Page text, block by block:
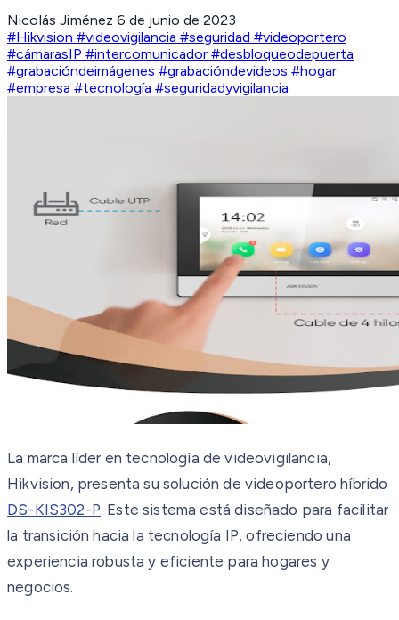
Nicolás Jiménez·6 de junio de 2023·
#Hikvision #videovigilancia #seguridad #videoportero
#cámarasIP #intercomunicador #desbloqueodepuerta
#grabacióndeimágenes #grabacióndevideos #hogar
#empresa #tecnología #seguridadyvigilancia
La marca líder en tecnología de videovigilancia,
Hikvision, presenta su solución de videoportero híbrido
DS-KIS302-P. Este sistema está diseñado para facilitar
la transición hacia la tecnología IP, ofreciendo una
experiencia robusta y eficiente para hogares y
negocios.